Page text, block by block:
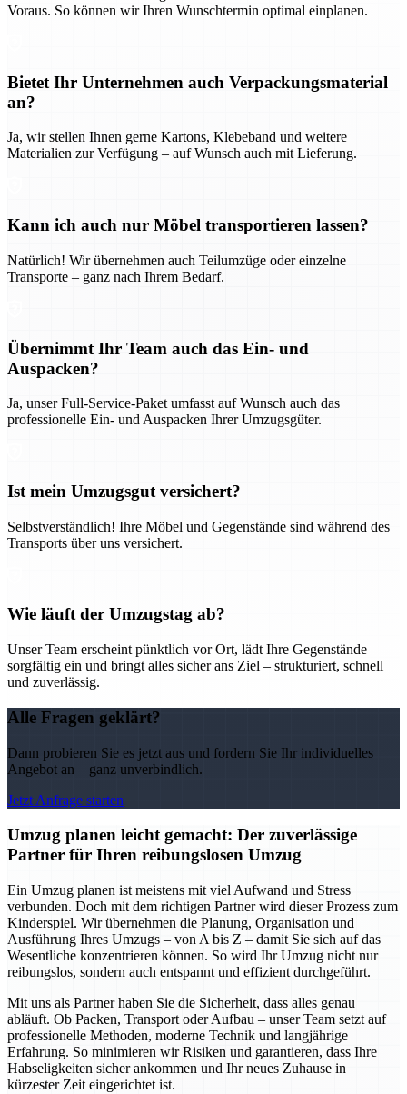
Voraus. So können wir Ihren Wunschtermin optimal einplanen.
Bietet Ihr Unternehmen auch Verpackungsmaterial
an?
Ja, wir stellen Ihnen gerne Kartons, Klebeband und weitere
Materialien zur Verfügung – auf Wunsch auch mit Lieferung.
Kann ich auch nur Möbel transportieren lassen?
Natürlich! Wir übernehmen auch Teilumzüge oder einzelne
Transporte – ganz nach Ihrem Bedarf.
Übernimmt Ihr Team auch das Ein- und
Auspacken?
Ja, unser Full-Service-Paket umfasst auf Wunsch auch das
professionelle Ein- und Auspacken Ihrer Umzugsgüter.
Ist mein Umzugsgut versichert?
Selbstverständlich! Ihre Möbel und Gegenstände sind während des
Transports über uns versichert.
Wie läuft der Umzugstag ab?
Unser Team erscheint pünktlich vor Ort, lädt Ihre Gegenstände
sorgfältig ein und bringt alles sicher ans Ziel – strukturiert, schnell
und zuverlässig.
Alle Fragen geklärt?
Dann probieren Sie es jetzt aus und fordern Sie Ihr individuelles
Angebot an – ganz unverbindlich.
Jetzt Anfrage starten
Umzug planen leicht gemacht: Der zuverlässige
Partner für Ihren reibungslosen Umzug
Ein Umzug planen ist meistens mit viel Aufwand und Stress
verbunden. Doch mit dem richtigen Partner wird dieser Prozess zum
Kinderspiel. Wir übernehmen die Planung, Organisation und
Ausführung Ihres Umzugs – von A bis Z – damit Sie sich auf das
Wesentliche konzentrieren können. So wird Ihr Umzug nicht nur
reibungslos, sondern auch entspannt und effizient durchgeführt.
Mit uns als Partner haben Sie die Sicherheit, dass alles genau
abläuft. Ob Packen, Transport oder Aufbau – unser Team setzt auf
professionelle Methoden, moderne Technik und langjährige
Erfahrung. So minimieren wir Risiken und garantieren, dass Ihre
Habseligkeiten sicher ankommen und Ihr neues Zuhause in
kürzester Zeit eingerichtet ist.